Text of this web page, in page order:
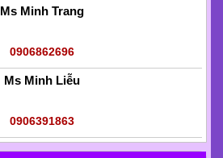
Ms Minh Trang
0906862696
Ms Minh Liễu
0906391863